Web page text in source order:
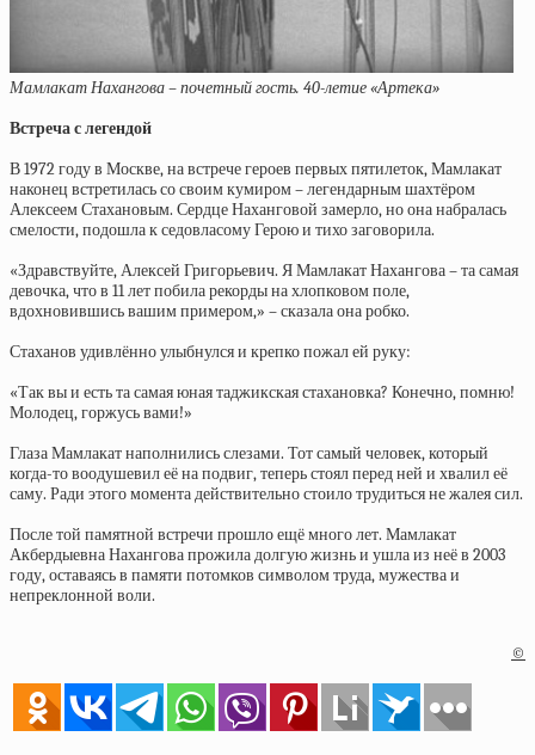
Мамлакат Нахангова – почетный гость. 40-летие «Артека»
Встреча с легендой
В 1972 году в Москве, на встрече героев первых пятилеток, Мамлакат
наконец встретилась со своим кумиром – легендарным шахтёром
Алексеем Стахановым. Сердце Наханговой замерло, но она набралась
смелости, подошла к седовласому Герою и тихо заговорила.
«Здравствуйте, Алексей Григорьевич. Я Мамлакат Нахангова – та самая
девочка, что в 11 лет побила рекорды на хлопковом поле,
вдохновившись вашим примером,» – сказала она робко.
Стаханов удивлённо улыбнулся и крепко пожал ей руку:
«Так вы и есть та самая юная таджикская стахановка? Конечно, помню!
Молодец, горжусь вами!»
Глаза Мамлакат наполнились слезами. Тот самый человек, который
когда-то воодушевил её на подвиг, теперь стоял перед ней и хвалил её
саму. Ради этого момента действительно стоило трудиться не жалея сил.
После той памятной встречи прошло ещё много лет. Мамлакат
Акбердыевна Нахангова прожила долгую жизнь и ушла из неё в 2003
году, оставаясь в памяти потомков символом труда, мужества и
непреклонной воли.
©